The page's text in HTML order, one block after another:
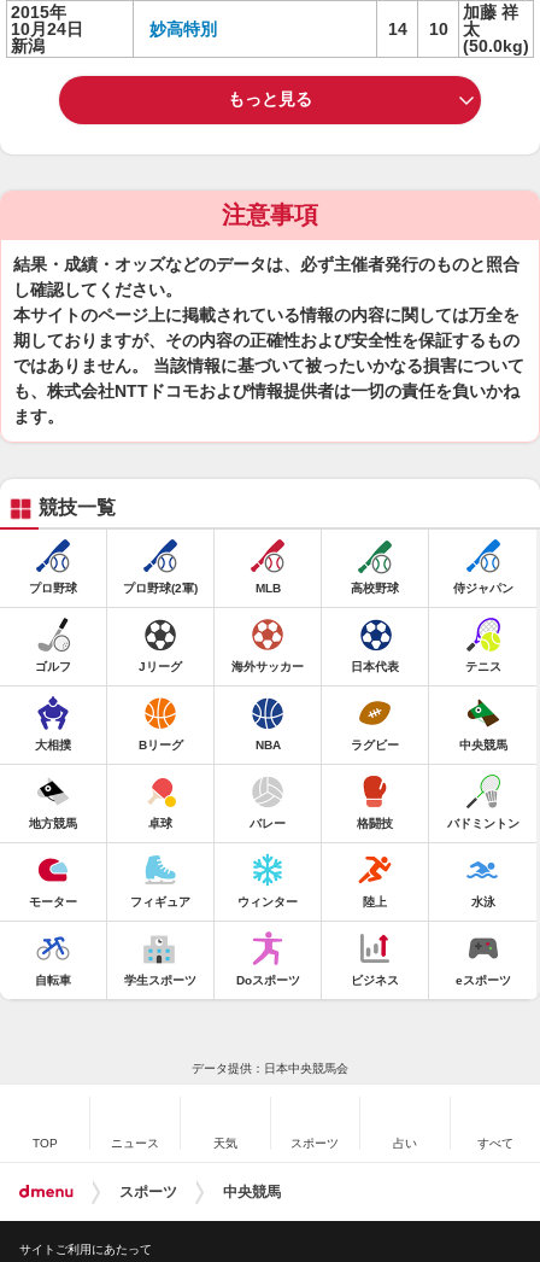
2015年
10月24日
新潟
妙高特別 14 10
加藤 祥
太
(50.0kg)
もっと見る
注意事項
結果・成績・オッズなどのデータは、必ず主催者発行のものと照合
し確認してください。
本サイトのページ上に掲載されている情報の内容に関しては万全を
期しておりますが、その内容の正確性および安全性を保証するもの
ではありません。 当該情報に基づいて被ったいかなる損害について
も、株式会社NTTドコモおよび情報提供者は一切の責任を負いかね
ます。
競技一覧
プロ野球 プロ野球(2軍) MLB 高校野球 侍ジャパン
ゴルフ Jリーグ 海外サッカー 日本代表 テニス
大相撲 Bリーグ NBA ラグビー 中央競馬
地方競馬 卓球 バレー 格闘技 バドミントン
モーター フィギュア ウィンター 陸上 水泳
自転車 学生スポーツ Doスポーツ ビジネス eスポーツ
データ提供：日本中央競馬会
TOP ニュース 天気 スポーツ 占い すべて
スポーツ 中央競馬
サイトご利用にあたって